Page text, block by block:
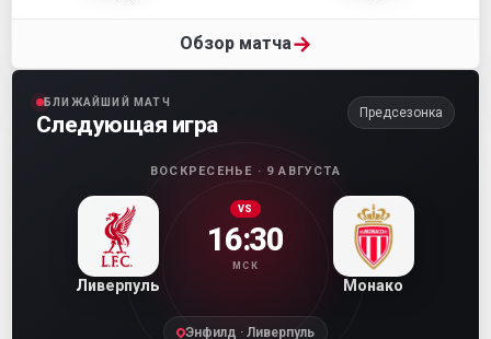
Обзор матча→
БЛИЖАЙШИЙ МАТЧ
Следующая игра Предсезонка
ВОСКРЕСЕНЬЕ · 9 АВГУСТА
Ливерпуль
VS
16:30
МСК
Монако
Энфилд · Ливерпуль